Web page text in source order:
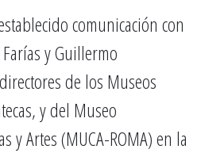
comunicación con
y Guillermo
de los Museos
y del Museo
y Artes (MUCA-ROMA) en la